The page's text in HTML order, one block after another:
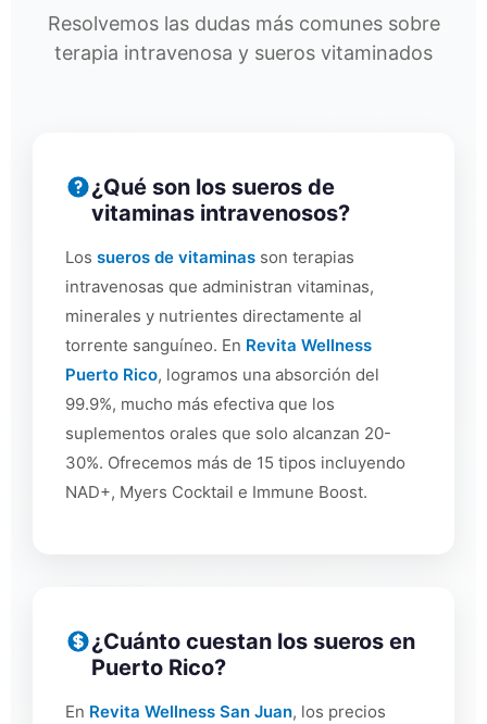
Resolvemos las dudas más comunes sobre
terapia intravenosa y sueros vitaminados
¿Qué son los sueros de
vitaminas intravenosos?
Los sueros de vitaminas son terapias
intravenosas que administran vitaminas,
minerales y nutrientes directamente al
torrente sanguíneo. En Revita Wellness
Puerto Rico, logramos una absorción del
99.9%, mucho más efectiva que los
suplementos orales que solo alcanzan 20-
30%. Ofrecemos más de 15 tipos incluyendo
NAD+, Myers Cocktail e Immune Boost.
¿Cuánto cuestan los sueros en
Puerto Rico?
En Revita Wellness San Juan, los precios